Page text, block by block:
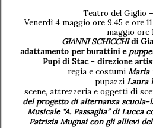
Teatro del Giglio
Venerdì 4 maggio ore 9.45 e ore
maggio ore
GIANNI SCHICCHI di
adattamento per burattini e
Pupi di Stac - direzione
regia e costumi Maria
pupazzi Laura
scene, attrezzeria e oggetti di
del progetto di alternanza
Musicale “A. Passaglia” di Lucca
Patrizia Mugnai con gli allievi